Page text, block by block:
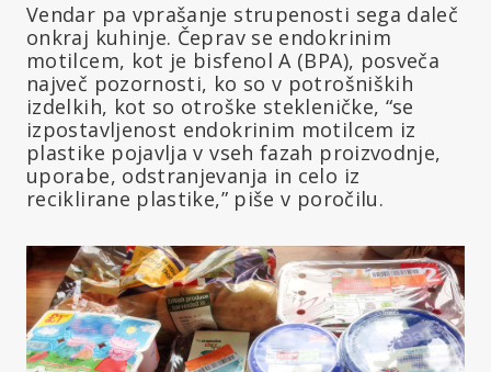
Vendar pa vprašanje strupenosti sega daleč
onkraj kuhinje. Čeprav se endokrinim
motilcem, kot je bisfenol A (BPA), posveča
največ pozornosti, ko so v potrošniških
izdelkih, kot so otroške stekleničke, “se
izpostavljenost endokrinim motilcem iz
plastike pojavlja v vseh fazah proizvodnje,
uporabe, odstranjevanja in celo iz
reciklirane plastike,” piše v poročilu.